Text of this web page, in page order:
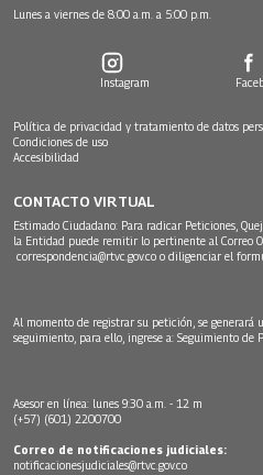
Lunes a viernes de 8:00 a.m. a 5:00 p.m.
Instagram
Política de privacidad y tratamiento de datos
Condiciones de uso
Accesibilidad
CONTACTO VIRTUAL
Estimado Ciudadano: Para radicar Peticiones,
la Entidad puede remitir lo pertinente al Correo
correspondencia@rtvc.gov.co o diligenciar el
Al momento de registrar su petición, se
seguimiento, para ello, ingrese a: Seguimiento de
Asesor en línea: lunes 9:30 a.m. - 12 m
(+57) (601) 2200700
Correo de notificaciones judiciales:
notificacionesjudiciales@rtvc.gov.co